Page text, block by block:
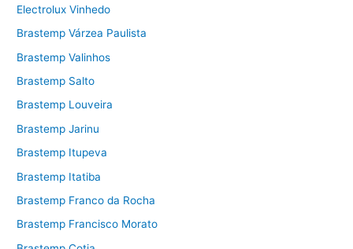
Electrolux Vinhedo
Brastemp Várzea Paulista
Brastemp Valinhos
Brastemp Salto
Brastemp Louveira
Brastemp Jarinu
Brastemp Itupeva
Brastemp Itatiba
Brastemp Franco da Rocha
Brastemp Francisco Morato